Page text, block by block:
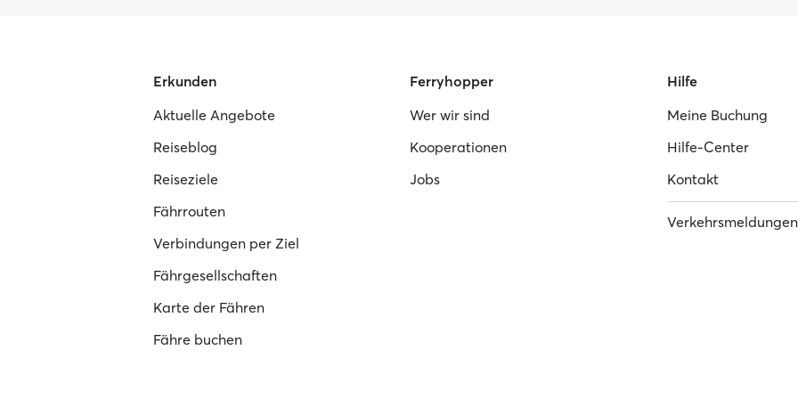
Erkunden
Aktuelle Angebote
Reiseblog
Reiseziele
Fährrouten
Verbindungen per Ziel
Fährgesellschaften
Karte der Fähren
Fähre buchen
Ferryhopper
Wer wir sind
Kooperationen
Jobs
Hilfe
Meine Buchung
Hilfe-Center
Kontakt
Verkehrsmeldungen